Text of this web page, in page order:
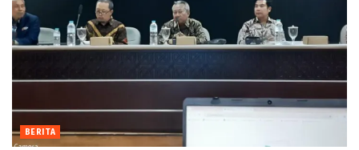
BERITA